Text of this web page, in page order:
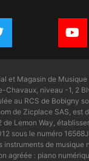
et Magasin de
Chavaux, niveau -1, 2
au RCS de Bobigny
de Zicplace SAS, est
Lemon Way,
sous le numéro
instruments de musique
agréée : piano